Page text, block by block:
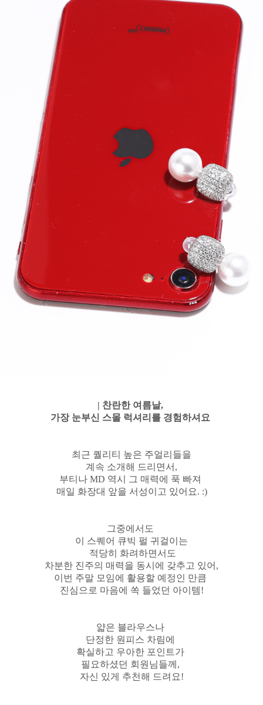
| 찬란한 여름날,
가장 눈부신 스몰 럭셔리를 경험하셔요
최근 퀄리티 높은 주얼리들을
계속 소개해 드리면서,
부티나 MD 역시 그 매력에 푹 빠져
매일 화장대 앞을 서성이고 있어요. :)
그중에서도
이 스퀘어 큐빅 펄 귀걸이는
적당히 화려하면서도
차분한 진주의 매력을 동시에 갖추고 있어,
이번 주말 모임에 활용할 예정인 만큼
진심으로 마음에 쏙 들었던 아이템!
얇은 블라우스나
단정한 원피스 차림에
확실하고 우아한 포인트가
필요하셨던 회원님들께,
자신 있게 추천해 드려요!